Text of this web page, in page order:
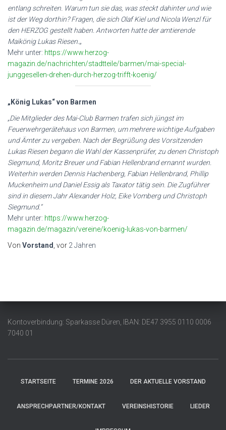
entlang schreiten. Warum tun sie das, was steckt dahinter und wie
ist der Weg dorthin? Fragen, die sich Olaf Kiel und Nicola Wenzl für
den HERZOG gestellt haben. Antworten hatte der amtierende
Maikönig Lukas Riesen. „
Mehr unter: https://www.herzog-
magazin.de/nachrichten/stadtteile/barmen/mai-special-
junggesellen-drehen-durch-herzog-trifft-koenig/
„König Lukas“ von Barmen
„Die Mitglieder des Mai-Club Barmen trafen sich jüngst im
Feuerwehrgerätehaus von Barmen, um mehrere wichtige Aufgaben
und Ämter zu vergeben. Nach der Begrüßung des Vorsitzenden
Lukas Riesen begann die Wahl der Kassenprüfer, zu denen Christoph
Siegmund, Moritz Breuer und Fabian Hellenbrand ernannt wurden.
Weiterhin werden Dennis Hachenberg, Fabian Hellenbrand, Phillip
Muckenheim und Daniel Essig als Taxator tätig sein. Die Zugführer
sind in diesem Jahr Alexander Holz, Eike Vomberg und Christoph
Siegmund.“
Mehr unter: https://www.herzog-
magazin.de/magazin/vereine/koenig-lukas-von-barmen/
Von Vorstand , vor 2 Jahren
Kontoverbindung: Sparkasse Düren, IBAN: DE47 3955 0110 0006
7040 01
STARTSEITE TERMINE 2026 DER AKTUELLE VORSTAND
ANSPRECHPARTNER/KONTAKT VEREINSHISTORIE LIEDER